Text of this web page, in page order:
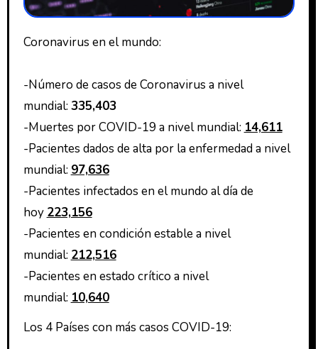
Coronavirus en el mundo:
-Número de casos de Coronavirus a nivel
mundial: 335,403
-Muertes por COVID-19 a nivel mundial: 14,611
-Pacientes dados de alta por la enfermedad a nivel
mundial: 97,636
-Pacientes infectados en el mundo al día de
hoy 223,156
-Pacientes en condición estable a nivel
mundial: 212,516
-Pacientes en estado crítico a nivel
mundial: 10,640
Los 4 Países con más casos COVID-19: